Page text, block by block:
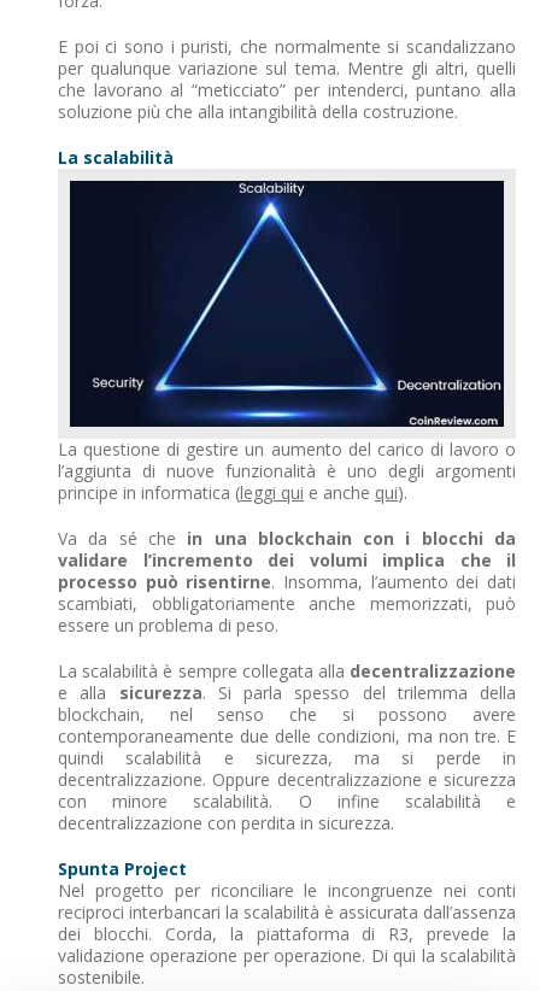
E poi ci sono i puristi, che normalmente si scandalizzano
per qualunque variazione sul tema. Mentre gli altri, quelli
che lavorano al “meticciato” per intenderci, puntano alla
soluzione più che alla intangibilità della costruzione.
La scalabilità
La questione di gestire un aumento del carico di lavoro o
l’aggiunta di nuove funzionalità è uno degli argomenti
principe in informatica (leggi qui e anche qui).
Va da sé che in una blockchain con i blocchi da
validare l’incremento dei volumi implica che il
processo può risentirne. Insomma, l’aumento dei dati
scambiati, obbligatoriamente anche memorizzati, può
essere un problema di peso.
La scalabilità è sempre collegata alla decentralizzazione
e alla sicurezza. Si parla spesso del trilemma della
blockchain, nel senso che si possono avere
contemporaneamente due delle condizioni, ma non tre. E
quindi scalabilità e sicurezza, ma si perde in
decentralizzazione. Oppure decentralizzazione e sicurezza
con minore scalabilità. O infine scalabilità e
decentralizzazione con perdita in sicurezza.
Spunta Project
Nel progetto per riconciliare le incongruenze nei conti
reciproci interbancari la scalabilità è assicurata dall’assenza
dei blocchi. Corda, la piattaforma di R3, prevede la
validazione operazione per operazione. Di qui la scalabilità
sostenibile.